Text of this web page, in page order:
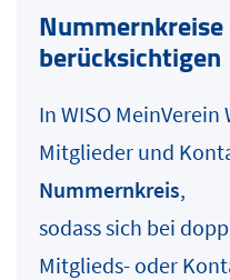
Nummernkreise
berücksichtigen
In WISO
Mitglieder und
Nummernkreis,
sodass sich bei
Mitglieds- oder